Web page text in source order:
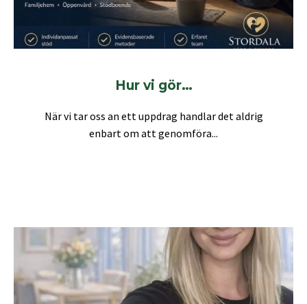
Hur vi gör…
När vi tar oss an ett uppdrag handlar det aldrig
enbart om att genomföra...